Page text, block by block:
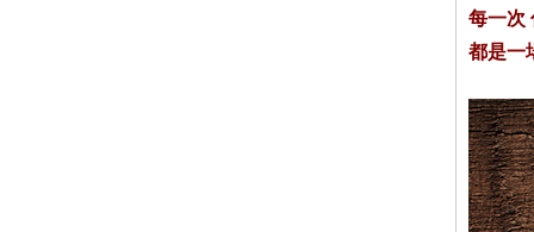
每一次
都是一